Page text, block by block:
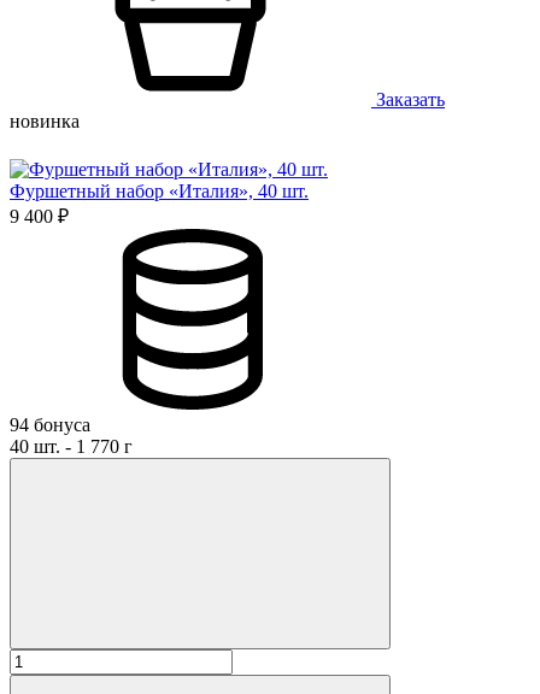
Заказать
новинка
Фуршетный набор «Италия», 40 шт.
9 400 ₽
94 бонуса
40 шт. - 1 770 г